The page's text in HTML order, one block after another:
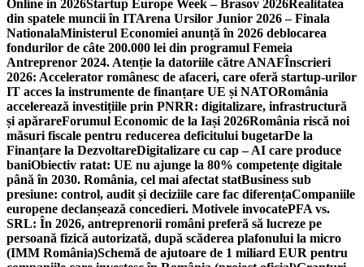
Online in 2026Startup Europe Week – Brasov 2026Realitatea
din spatele muncii în ITArena Ursilor Junior 2026 – Finala
NationalaMinisterul Economiei anunță în 2026 deblocarea
fondurilor de câte 200.000 lei din programul Femeia
Antreprenor 2024. Atenție la datoriile către ANAFÎnscrieri
2026: Accelerator românesc de afaceri, care oferă startup-urilor
IT acces la instrumente de finanțare UE și NATORomânia
accelerează investițiile prin PNRR: digitalizare, infrastructură
și apărareForumul Economic de la Iași 2026România riscă noi
măsuri fiscale pentru reducerea deficitului bugetarDe la
Finanțare la DezvoltareDigitalizare cu cap – AI care produce
baniObiectiv ratat: UE nu ajunge la 80% competențe digitale
până în 2030. România, cel mai afectat statBusiness sub
presiune: control, audit și deciziile care fac diferențaCompaniile
europene declanșează concedieri. Motivele invocatePFA vs.
SRL: În 2026, antreprenorii români preferă să lucreze pe
persoană fizică autorizată, după scăderea plafonului la micro
(IMM România)Schemă de ajutoare de 1 miliard EUR pentru